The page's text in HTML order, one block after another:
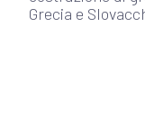
Grecia e